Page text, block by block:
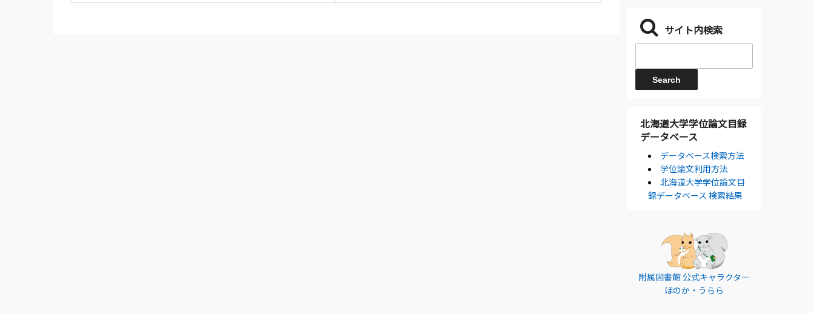
サイト内検索
北海道大学学位論文目録
データベース
データベース検索方法
学位論文利用方法
北海道大学学位論文目
録データベース 検索結果
附属図書館 公式キャラクター
ほのか・うらら